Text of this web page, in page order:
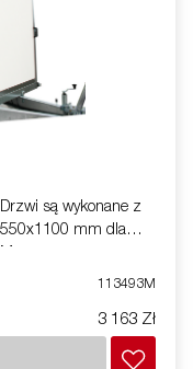
są wykonane z
550x1100 mm dla
na
113493M
3 163 Zł